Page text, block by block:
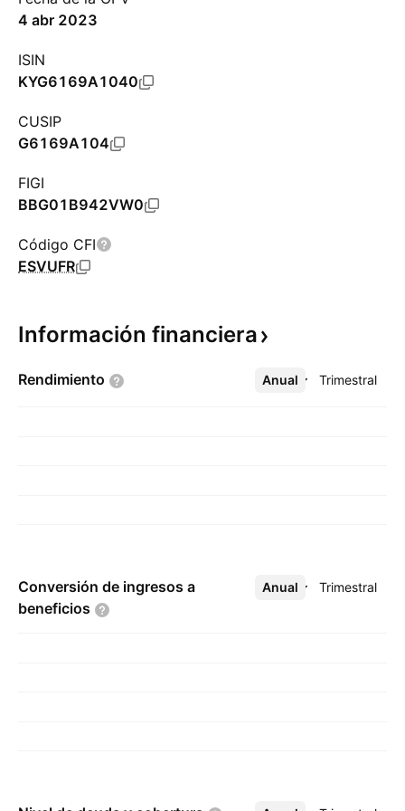
4 abr 2023
ISIN
KYG6169A1040
CUSIP
G6169A104
FIGI
BBG01B942VW0
Código CFI
ESVUFR
Información financiera
Rendimiento Anual Trimestral
Más
Conversión de ingresos a
beneficios
Anual Trimestral
Más